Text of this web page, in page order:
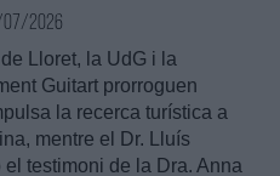
07/2026
de Lloret, la UdG i la
Guitart prorroguen
la recerca turística a
mentre el Dr. Lluís
el testimoni de la Dra. Anna